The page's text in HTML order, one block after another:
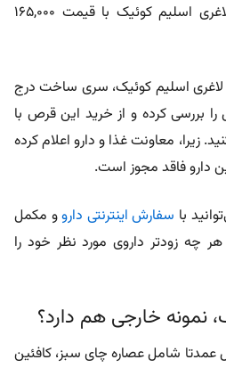
هر بسته 30 عددی قرص لاغری اسلیم کوئیک با قیمت 165,000
اسلیم کوئیک، سری ساخت درج
بررسی کرده و از خرید این قرص با
کنید. زیرا، معاونت غذا و دارو اعلام کرده
با سفارش اینترنتی داروو مکمل
هر چه زودتر داروی مورد نظر خود را
نمونه خارجی هم دارد؟
شامل عصاره چای سبز، کافئین